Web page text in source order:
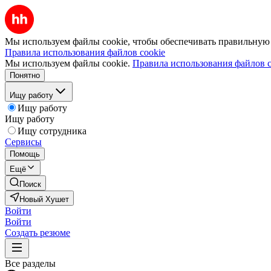
Мы используем файлы cookie, чтобы обеспечивать правильную
Правила использования файлов cookie
Мы используем файлы cookie. Правила использования файлов
Понятно
Ищу работу
Ищу работу
Ищу работу
Ищу сотрудника
Сервисы
Помощь
Ещё
Поиск
Новый Хушет
Войти
Войти
Создать резюме
Все разделы